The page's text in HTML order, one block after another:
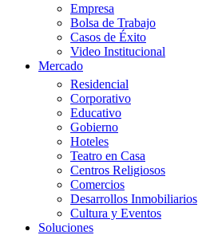
Empresa
Bolsa de Trabajo
Casos de Éxito
Video Institucional
Mercado
Residencial
Corporativo
Educativo
Gobierno
Hoteles
Teatro en Casa
Centros Religiosos
Comercios
Desarrollos Inmobiliarios
Cultura y Eventos
Soluciones